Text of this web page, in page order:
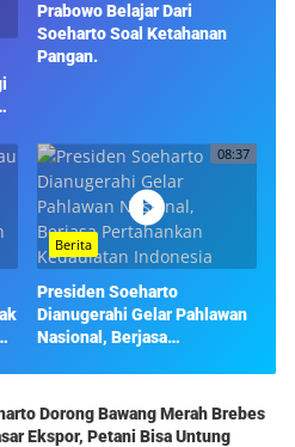
Prabowo Belajar Dari
Soeharto Soal Ketahanan
Pangan.
08:37
Berita
Presiden Soeharto
Dianugerahi Gelar Pahlawan
Nasional, Berjasa
Dorong Bawang Merah Brebes
Ekspor, Petani Bisa Untung